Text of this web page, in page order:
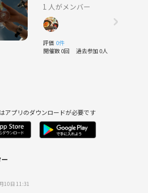
1 人がメンバー
評価 0件
開催数 0回 過去参加 0人
アプリのダウンロードが必要です
10日 11:31